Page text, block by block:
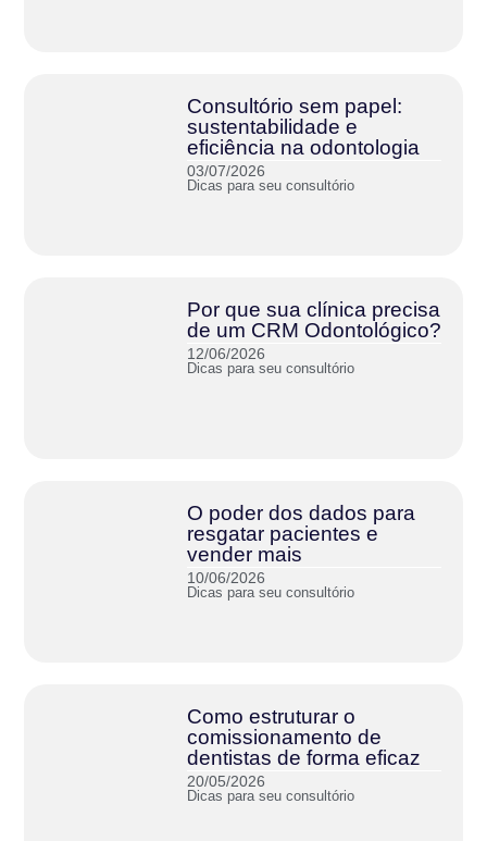
Consultório sem papel:
sustentabilidade e
eficiência na odontologia
03/07/2026
Dicas para seu consultório
Por que sua clínica precisa
de um CRM Odontológico?
12/06/2026
Dicas para seu consultório
O poder dos dados para
resgatar pacientes e
vender mais
10/06/2026
Dicas para seu consultório
Como estruturar o
comissionamento de
dentistas de forma eficaz
20/05/2026
Dicas para seu consultório